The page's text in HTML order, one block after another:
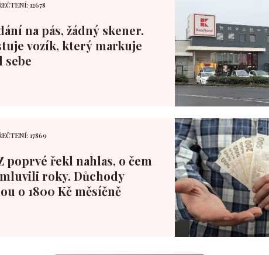
12678
na pás, žádný skener.
vozík, který markuje
sebe
17869
poprvé řekl nahlas, o čem
roky. Důchody
o 1800 Kč měsíčně